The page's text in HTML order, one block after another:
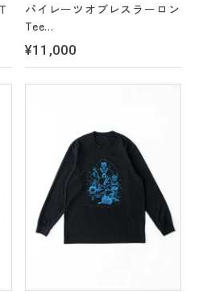
パイレーツオブレスラーロン
Tee
＊4 color’s
¥11,000